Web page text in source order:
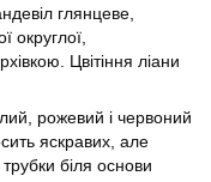
глянцеве,
округлої,
Цвітіння ліани
рожевий і червоний
яскравих, але
біля основи